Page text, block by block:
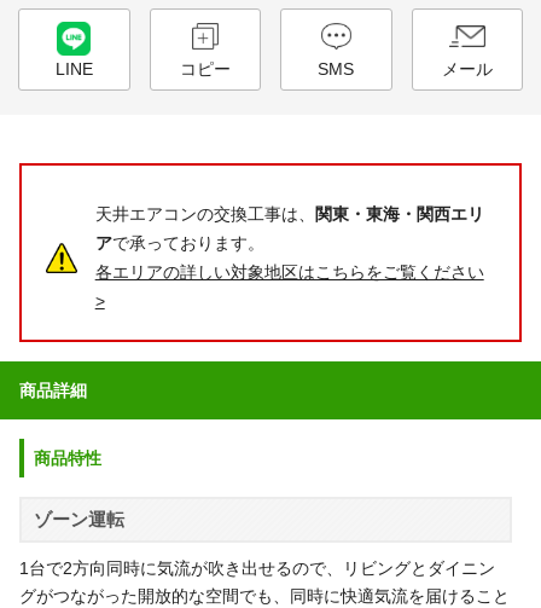
LINE コピー SMS メール
天井エアコンの交換工事は、
関東・東海・関西エリ
アで承っております。
各エリアの詳しい対象地区はこちらをご覧ください
>
商品詳細
商品特性
ゾーン運転
1台で2方向同時に気流が吹き出せるので、リビングとダイニン
グがつながった開放的な空間でも、同時に快適気流を届けること